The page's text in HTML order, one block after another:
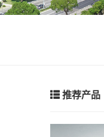
推荐产品